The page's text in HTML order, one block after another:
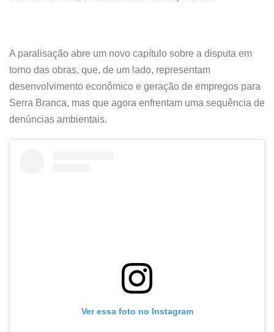
A paralisação abre um novo capítulo sobre a disputa em
torno das obras, que, de um lado, representam
desenvolvimento econômico e geração de empregos para
Serra Branca, mas que agora enfrentam uma sequência de
denúncias ambientais.
Ver essa foto no Instagram